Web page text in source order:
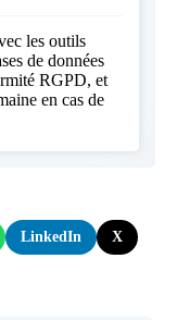
les outils
de données
RGPD, et
en cas de
LinkedIn X